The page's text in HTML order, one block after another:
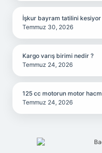
İşkur bayram tatilini kesiyor
Temmuz 30, 2026
Kargo varış birimi nedir ?
Temmuz 24, 2026
125 cc motorun motor
Temmuz 24, 2026